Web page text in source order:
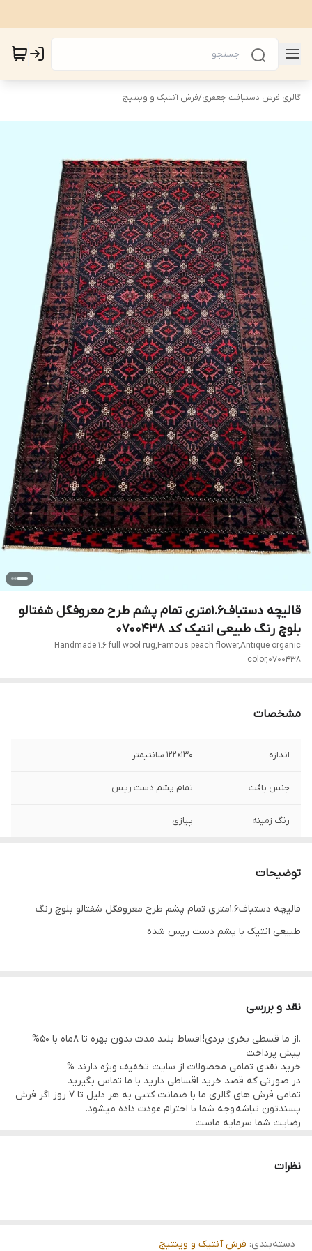
گالری فرش دستبافت جعفری/فرش آنتیک و وینتیج
قالیچه دستباف1.6متری تمام پشم طرح معروفگل شفتالو
بلوچ رنگ طبیعی انتیک کد 0700438
Handmade 1.6 full wool rug,Famous peach flower,Antique organic
color,0700438
مشخصات
اندازه 122x130 سانتیمتر
جنس بافت تمام پشم دست ریس
رنگ زمینه پیازی
توضیحات
قالیچه دستباف1.6متری تمام پشم طرح معروفگل شفتالو بلوچ رنگ
طبیعی انتیک با پشم دست ریس شده
نقد و بررسی
.از ما قسطی بخری بردی! اقساط بلند مدت بدون بهره تا 8ماه با 50%
پیش پرداخت
خرید نقدی تمامی محصولات از سایت تخفیف ویژه دارند %
در صورتی که قصد خرید اقساطی دارید با ما تماس بگیرید
تمامی فرش های گالری ما با ضمانت کتبی به هر دلیل تا 7 روز اگر فرش
پسندتون نباشه وجه شما با احترام عودت داده میشود.
رضایت شما سرمایه ماست
از فلسطین اشعالی) پذیرفته میشود
نظرات
دسته‌بندی: فرش آنتیک و وینتیج